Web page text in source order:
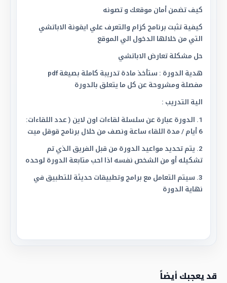
كيف تضمن أمان موقعك و تصونه
كيفية تثبت برنامج كزام والتعرف علي ايقونة الاباتشي
التي من خلالها الدخول الي الموقع
حل مشكلة تعارض الاباتشي
هدية الدورة : ستأخذ مادة تدريبة كاملة بصيغة pdf
مفصلة ومشروحة عن كل ما يتعلق بالدورة
الية التدريب :
1. الدورة عبارة عن سلسلة لقاءات اون لاين ( عدد اللقاءات:
6 أيام / مدة اللقاء ساعة ونصف من خلال برنامج قوقل ميت
2. يتم تحديد مواعيد الدورة من قبل الفريق الذي تم
تشكيله أو من الشخص نفسه اذا احب متابعة الدورة لوحده
3. سيتم التعامل مع برامج وتطبيقات حديثة للتطبيق في
نهاية الدورة
قد يعجبك أيضاً